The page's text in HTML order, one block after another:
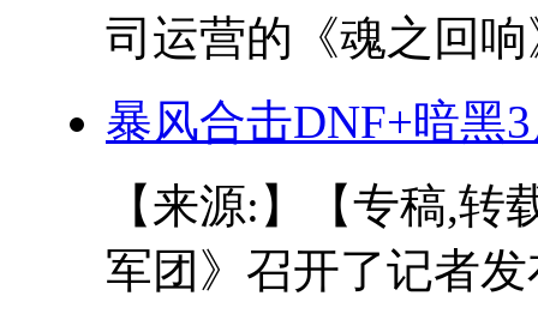
司运营的《魂之回
暴风合击DNF+暗黑
【来源:】【专稿,
军团》召开了记者